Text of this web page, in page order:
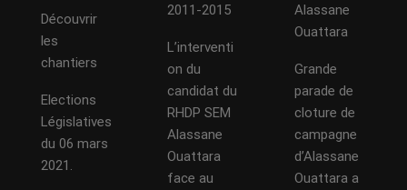
Découvrir
les
chantiers
Elections
Législatives
du 06 mars
2021.
2011-2015
L’interventi
on du
candidat du
RHDP SEM
Alassane
Ouattara
face au
Alassane
Ouattara
Grande
parade de
cloture de
campagne
d’Alassane
Ouattara a